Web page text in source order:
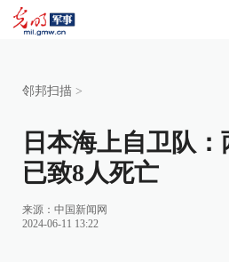
邻邦扫描 >
日本海上自卫队
已致8人死亡
来源： 中国新闻网
2024-06-11 13:22